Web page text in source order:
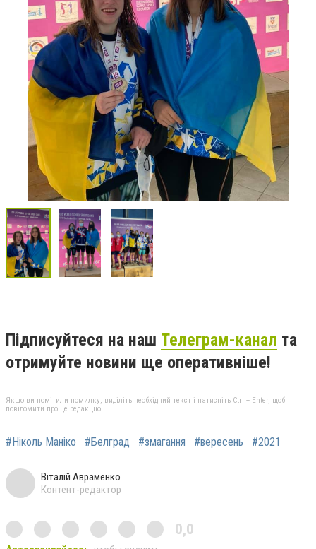
Підписуйтеся на наш Телеграм-канал та
отримуйте новини ще оперативніше!
Якщо ви помітили помилку, виділіть необхідний текст і натисніть Ctrl + Enter, щоб
повідомити про це редакцію
#Ніколь Маніко #Белград #змагання #вересень #2021
Віталій Авраменко
Контент-редактор
0,0